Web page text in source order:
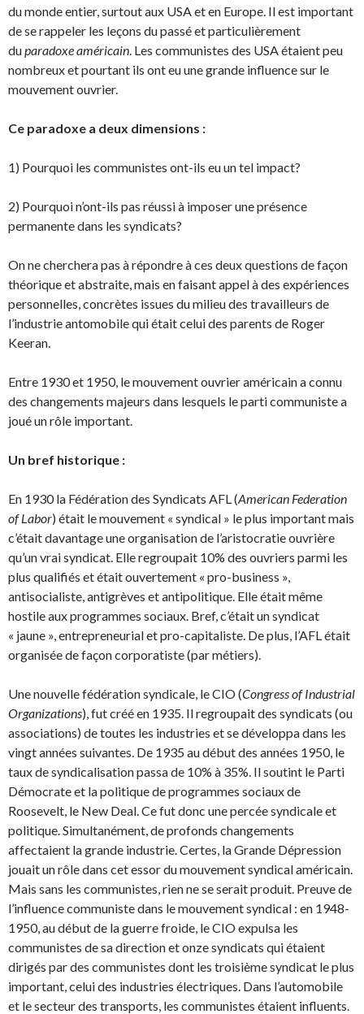
du monde entier, surtout aux USA et en Europe. Il est important
de se rappeler les leçons du passé et particulièrement
duparadoxe américain. Les communistes des USA étaient peu
nombreux et pourtant ils ont eu une grande influence sur le
mouvement ouvrier.
Ce paradoxe a deux dimensions :
1) Pourquoi les communistes ont-ils eu un tel impact?
2) Pourquoi n’ont-ils pas réussi à imposer une présence
permanente dans les syndicats?
On ne cherchera pas à répondre à ces deux questions de façon
théorique et abstraite, mais en fai­sant appel à des expériences
personnelles, concrètes issues du milieu des travailleurs de
l’indus­trie antomobile qui était celui des parents de Roger
Keeran.
Entre 1930 et 1950, le mouvement ouvrier américain a connu
des changements majeurs dans les­quels le parti communiste a
joué un rôle important.
Un bref historique :
En 1930 la Fédération des Syndicats AFL (American Federation
of Labor) était le mouvement « syndical » le plus important mais
c’était davantage une organisation de l’aristocratie ouvrière
qu’un vrai syndicat. Elle regroupait 10% des ouvriers parmi les
plus qualifiés et était ouvertement « pro-business »,
antisocialiste, antigrèves et antipolitique. Elle était même
hostile aux programmes sociaux. Bref, c’était un syndicat
« jaune », entrepreneurial et pro-capitaliste. De plus, l’AFL était
organisée de façon corporatiste (par métiers).
Une nouvelle fédération syndicale, le CIO (Congress of Industrial
Organizations), fut créé en 1935. Il regroupait des syndicats (ou
associations) de toutes les industries et se développa dans les
vingt années suivantes. De 1935 au début des années 1950, le
taux de syndicalisation passa de 10% à 35%. Il soutint le Parti
Démocrate et la politique de programmes sociaux de
Roosevelt, le New Deal. Ce fut donc une percée syndicale et
politique. Simultanément, de profonds change­ments
affectaient la grande industrie. Certes, la Grande Dépression
jouait un rôle dans cet essor du mouvement syndical américain.
Mais sans les communistes, rien ne se serait produit. Preuve de
l’influence communiste dans le mouvement syndical : en 1948-
1950, au début de la guerre froide, le CIO expulsa les
communistes de sa direction et onze syndicats qui étaient
dirigés par des communistes dont les troisième syndicat le plus
important, celui des industries électriques. Dans l’automobile
et le secteur des transports, les communistes étaient influents.